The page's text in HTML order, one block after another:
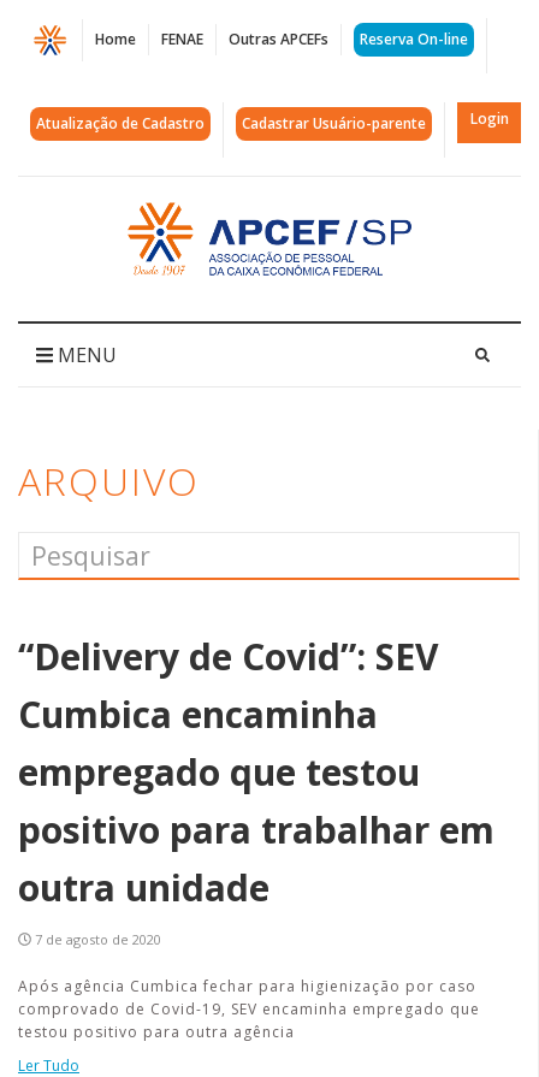
Página
Arquivos
delivery
Home FENAE Outras APCEFs Reserva On-line
Atualização de Cadastro Cadastrar Usuário-parente Login
Acessar
página
inicial
MENU
ARQUIVO
“Delivery de Covid”: SEV
Cumbica encaminha
empregado que testou
positivo para trabalhar em
outra unidade
7 de agosto de 2020
Após agência Cumbica fechar para higienização por caso
comprovado de Covid-19, SEV encaminha empregado que
testou positivo para outra agência
Ler Tudo